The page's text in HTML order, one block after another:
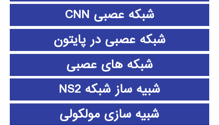
شبکه عصبی CNN
شبکه عصبی در پایتون
شبکه های عصبی
شبیه ساز شبکه NS2
شبیه سازی مولکولی